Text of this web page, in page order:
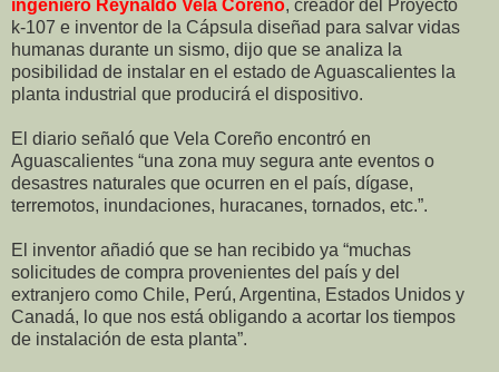
ingeniero Reynaldo Vela Coreño, creador del Proyecto
k-107 e inventor de la Cápsula diseñad para salvar vidas
humanas durante un sismo, dijo que se analiza la
posibilidad de instalar en el estado de Aguascalientes la
planta industrial que producirá el dispositivo.
El diario señaló que Vela Coreño encontró en
Aguascalientes “una zona muy segura ante eventos o
desastres naturales que ocurren en el país, dígase,
terremotos, inundaciones, huracanes, tornados, etc.”.
El inventor añadió que se han recibido ya “muchas
solicitudes de compra provenientes del país y del
extranjero como Chile, Perú, Argentina, Estados Unidos y
Canadá, lo que nos está obligando a acortar los tiempos
de instalación de esta planta”.